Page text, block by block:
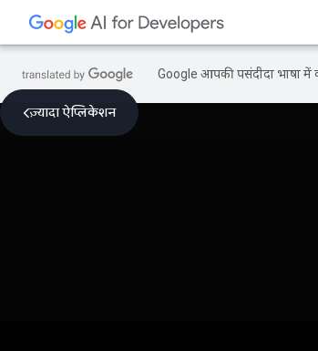
Google आपकी पसंदीदा भाषा में
ज़्यादा ऐप्लिकेशन